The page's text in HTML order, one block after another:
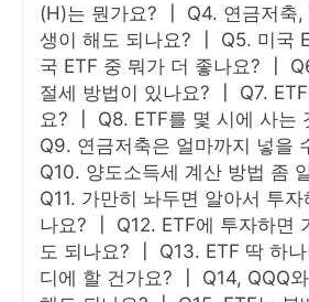
(H)는 뭔가요? ┃ Q4. 연금저축,
생이 해도 되나요? ┃ Q5. 미국
국 ETF 중 뭐가 더 좋나요? ┃
절세 방법이 있나요? ┃ Q7.
요? ┃ Q8. ETF를 몇 시에 사는
Q9. 연금저축은 얼마까지 넣을
Q10. 양도소득세 계산 방법 좀
Q11. 가만히 놔두면 알아서 투
나요? ┃ Q12. ETF에 투자하면
도 되나요? ┃ Q13. ETF 딱 하
디에 할 건가요? ┃ Q14, QQQ